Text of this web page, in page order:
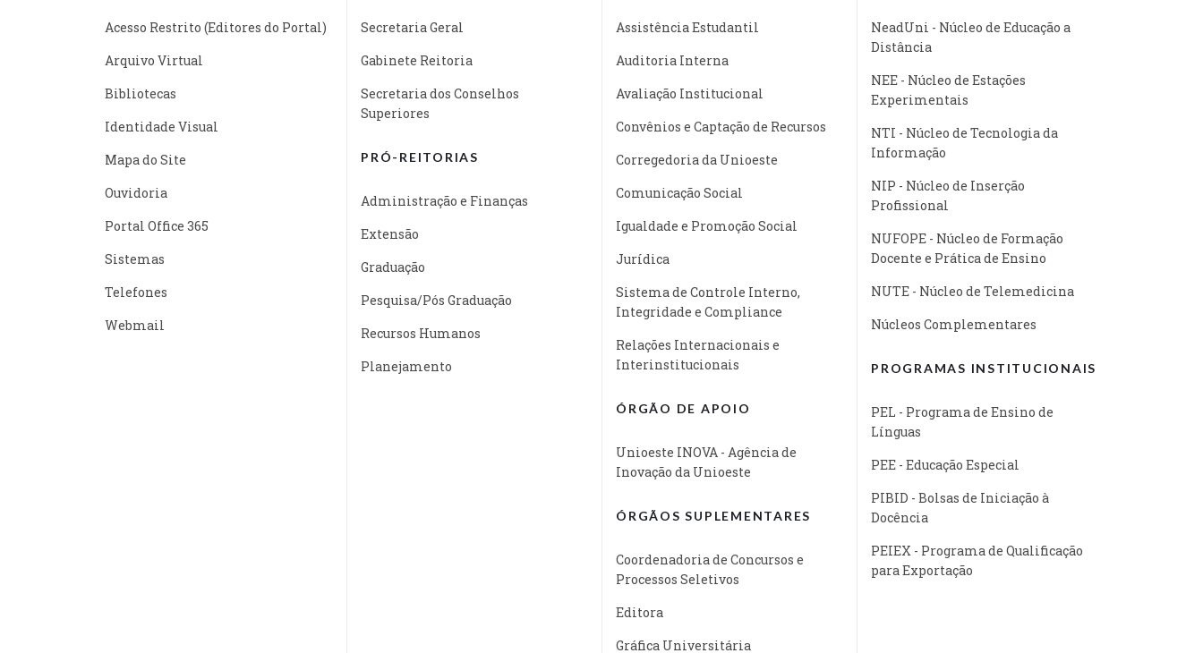
Acesso Restrito (Editores do Portal)
Arquivo Virtual
Bibliotecas
Identidade Visual
Mapa do Site
Ouvidoria
Portal Office 365
Sistemas
Telefones
Webmail
Secretaria Geral
Gabinete Reitoria
Secretaria dos Conselhos
Superiores
PRÓ-REITORIAS
Administração e Finanças
Extensão
Graduação
Pesquisa/Pós Graduação
Recursos Humanos
Planejamento
Assistência Estudantil
Auditoria Interna
Avaliação Institucional
Convênios e Captação de Recursos
Corregedoria da Unioeste
Comunicação Social
Igualdade e Promoção Social
Jurídica
Sistema de Controle Interno,
Integridade e Compliance
Relações Internacionais e
Interinstitucionais
ÓRGÃO DE APOIO
Unioeste INOVA - Agência de
Inovação da Unioeste
ÓRGÃOS SUPLEMENTARES
Coordenadoria de Concursos e
Processos Seletivos
Editora
Gráfica Universitária
NeadUni - Núcleo de Educação a
Distância
NEE - Núcleo de Estações
Experimentais
NTI - Núcleo de Tecnologia da
Informação
NIP - Núcleo de Inserção
Profissional
NUFOPE - Núcleo de Formação
Docente e Prática de Ensino
NUTE - Núcleo de Telemedicina
Núcleos Complementares
PROGRAMAS INSTITUCIONAIS
PEL - Programa de Ensino de
Línguas
PEE - Educação Especial
PIBID - Bolsas de Iniciação à
Docência
PEIEX - Programa de Qualificação
para Exportação